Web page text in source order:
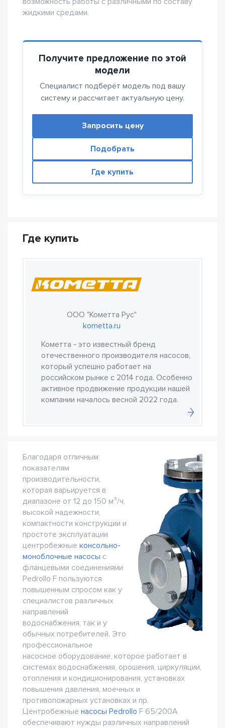
жидкими средами.
Получите предложение по этой
модели
Специалист подберёт модель под вашу
систему и рассчитает актуальную цену.
Запросить цену
Подобрать
Где купить
Где купить
ООО "Кометта Рус"
kometta.ru
Кометта - это известный бренд
отечественного производителя насосов,
который успешно работает на
российском рынке с 2014 года. Особенно
активное продвижение продукции нашей
компании началось весной 2022 года.
Благодаря отличным
показателям
производительности,
которая варьируется в
диапазоне от 12 до 150 м³/ч,
высокой надежности,
компактности конструкции и
простоте эксплуатации
центробежные консольно-
моноблочные насосы с
фланцевыми соединениями
Pedrollo F пользуются
повышенным спросом как у
специалистов различных
направлений
водоснабжения, так и у
обычных потребителей. Это
профессиональное
насосное оборудование, которое работает в
системах водоснабжения, орошения, циркуляции,
отопления и кондиционирования, установках
повышения давления, моечных и
противопожарных установках и пр.
Центробежные насосы Pedrollo F 65/200A
обеспечивают нужды различных направлений